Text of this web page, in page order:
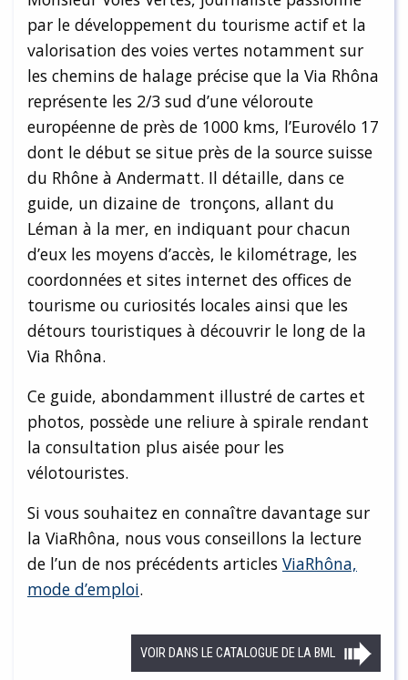
par le développement du tourisme actif et la
valorisation des voies vertes notamment sur
les chemins de halage précise que la Via Rhôna
représente les 2/3 sud d’une véloroute
européenne de près de 1000 kms, l’Eurovélo 17
dont le début se situe près de la source suisse
du Rhône à Andermatt. Il détaille, dans ce
guide, un dizaine de tronçons, allant du
Léman à la mer, en indiquant pour chacun
d’eux les moyens d’accès, le kilométrage, les
coordonnées et sites internet des offices de
tourisme ou curiosités locales ainsi que les
détours touristiques à découvrir le long de la
Via Rhôna.
Ce guide, abondamment illustré de cartes et
photos, possède une reliure à spirale rendant
la consultation plus aisée pour les
vélotouristes.
Si vous souhaitez en connaître davantage sur
la ViaRhôna, nous vous conseillons la lecture
de l’un de nos précédents articles ViaRhôna,
mode d’emploi.
VOIR DANS LE CATALOGUE DE LA BML